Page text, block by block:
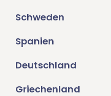
Schweden
Spanien
Deutschland
Griechenland